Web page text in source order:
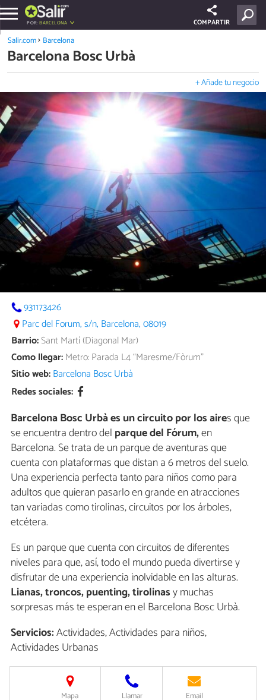
POR:BARCELONA COMPARTIR
Salir.com Barcelona
Barcelona Bosc Urbà
+ Añade tu negocio
931173426
Parc del Forum, s/n, Barcelona, 08019
Barrio:Sant Martí (Diagonal Mar)
Como llegar:Metro: Parada L4 “Maresme/Fòrum”
Sitio web:Barcelona Bosc Urbà
Redes sociales:
Barcelona Bosc Urbà es un circuito por los aires que
se encuentra dentro del parque del Fórum,en
Barcelona. Se trata de un parque de aventuras que
cuenta con plataformas que distan a 6 metros del suelo.
Una experiencia perfecta tanto para niños como para
adultos que quieran pasarlo en grande en atracciones
tan variadas como tirolinas, circuitos por los árboles,
etcétera.
Es un parque que cuenta con circuitos de diferentes
niveles para que, así, todo el mundo pueda divertirse y
disfrutar de una experiencia inolvidable en las alturas.
Lianas, troncos, puenting, tirolinasy muchas
sorpresas más te esperan en el Barcelona Bosc Urbà.
Servicios:Actividades, Actividades para niños,
Actividades Urbanas
Mapa Llamar Email